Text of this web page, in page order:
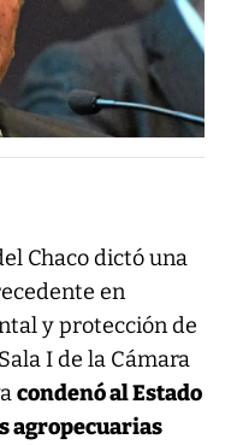
Chaco dictó una
en
y protección de
I de la Cámara
condenó al Estado
agropecuarias